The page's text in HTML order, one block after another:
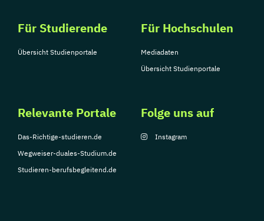
Für Studierende
Übersicht Studienportale
Für Hochschulen
Mediadaten
Übersicht Studienportale
Relevante Portale
Das-Richtige-studieren.de
Wegweiser-duales-Studium.de
Studieren-berufsbegleitend.de
Folge uns auf
Instagram